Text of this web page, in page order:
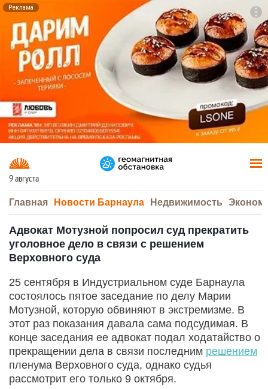
Реклама
9 августа
Главная Новости Барнаула Недвижимость
Адвокат Мотузной попросил суд прекратить
уголовное дело в связи с решением
Верховного суда
25 сентября в Индустриальном суде Барнаула
состоялось пятое заседание по делу Марии
Мотузной, которую обвиняют в экстремизме. В
этот раз показания давала сама подсудимая. В
конце заседания ее адвокат подал ходатайство о
прекращении дела в связи последним решением
пленума Верховного суда, однако судья
рассмотрит его только 9 октября.